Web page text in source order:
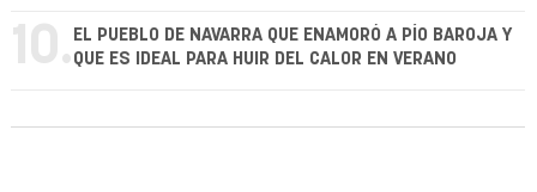
10. EL PUEBLO DE NAVARRA QUE ENAMORÓ A PÍO BAROJA Y
QUE ES IDEAL PARA HUIR DEL CALOR EN VERANO